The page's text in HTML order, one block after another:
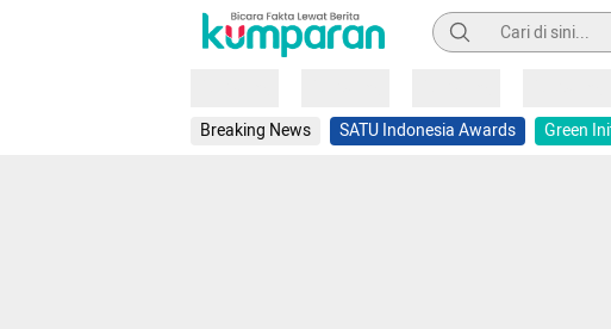
Pencarian
Breaking News SATU Indonesia Awards Green